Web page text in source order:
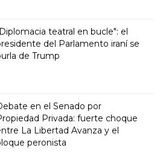
teatral en bucle": el
del Parlamento iraní se
de Trump
en el Senado por
Privada: fuerte choque
La Libertad Avanza y el
peronista